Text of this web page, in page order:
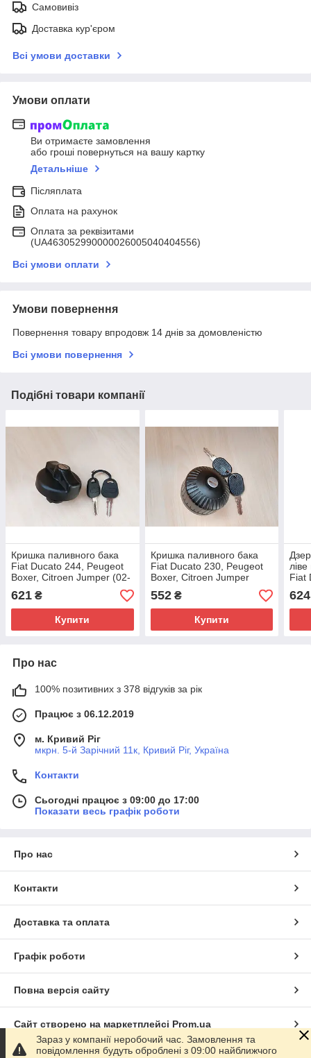
Самовивіз
Доставка кур'єром
Всі умови доставки
Умови оплати
Ви отримаєте замовлення
або гроші повернуться на вашу картку
Детальніше
Післяплата
Оплата на рахунок
Оплата за реквізитами
(UA463052990000026005040404556)
Всі умови оплати
Умови повернення
Повернення товару впродовж 14 днів за домовленістю
Всі умови повернення
Подібні товари компанії
Кришка паливного бака
Fiat Ducato 244, Peugeot
Boxer, Citroen Jumper (02-
06), 1333085080, 1508G2,
1508G3
621 ₴
Купити
Кришка паливного бака
Fiat Ducato 230, Peugeot
Boxer, Citroen Jumper
(1994-1998), 1313410080,
1508G9
552₴
Купити
ліве
Fiat
624
Про нас
100% позитивних з 378 відгуків за рік
Працює з 06.12.2019
м. Кривий Ріг
мкрн. 5-й Зарічний 11к, Кривий Ріг, Україна
Контакти
Сьогодні працює з 09:00 до 17:00
Показати весь графік роботи
Про нас
Контакти
Доставка та оплата
Графік роботи
Повна версія сайту
Сайт створено на маркетплейсі Prom.ua
Зараз у компанії неробочий час. Замовлення та
повідомлення будуть оброблені з 09:00 найближчого